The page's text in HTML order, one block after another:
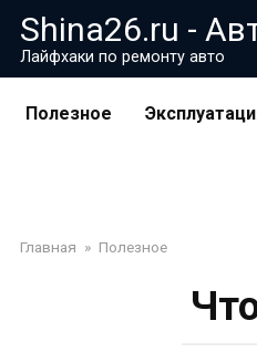
Shina26.ru -
Лайфхаки по ремонту авто
Полезное
Главная » Полезное